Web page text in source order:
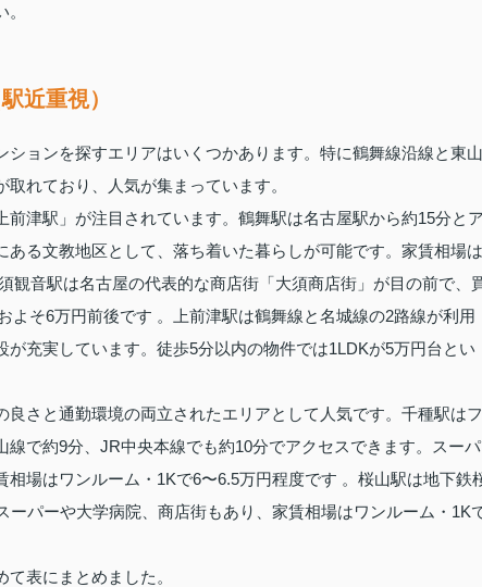
近重視）
ョンを探すエリアはいくつかあります。特に鶴舞線沿線と東山
れており、人気が集まっています。
津駅」が注目されています。鶴舞駅は名古屋駅から約15分と
る文教地区として、落ち着いた暮らしが可能です。家賃相場は
観音駅は名古屋の代表的な商店街「大須商店街」が目の前で、
よそ6万円前後です 。上前津駅は鶴舞線と名城線の2路線が利用
充実しています。徒歩5分以内の物件では1LDKが5万円台とい
さと通勤環境の両立されたエリアとして人気です。千種駅はフ
で約9分、JR中央本線でも約10分でアクセスできます。スーパ
場はワンルーム・1Kで6〜6.5万円程度です 。桜山駅は地下鉄
パーや大学病院、商店街もあり、家賃相場はワンルーム・1K
表にまとめました。